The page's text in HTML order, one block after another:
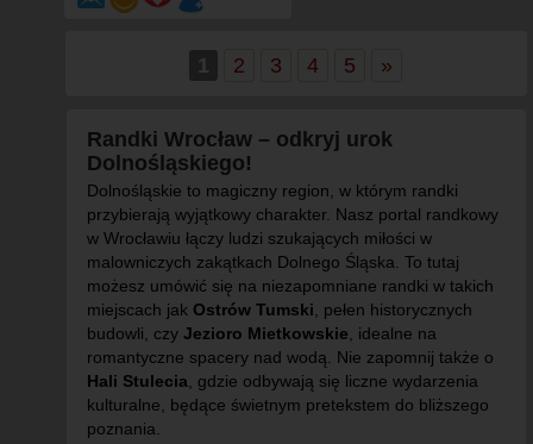
1 2 3 4 5 »
Randki Wrocław – odkryj urok
Dolnośląskiego!
Dolnośląskie to magiczny region, w którym randki
przybierają wyjątkowy charakter. Nasz portal randkowy
w Wrocławiu łączy ludzi szukających miłości w
malowniczych zakątkach Dolnego Śląska. To tutaj
możesz umówić się na niezapomniane randki w takich
miejscach jak Ostrów Tumski , pełen historycznych
budowli, czy Jezioro Mietkowskie , idealne na
romantyczne spacery nad wodą. Nie zapomnij także o
Hali Stulecia , gdzie odbywają się liczne wydarzenia
kulturalne, będące świetnym pretekstem do bliższego
poznania.